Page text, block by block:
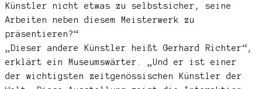
Künstler nicht etwas zu selbstsicher, seine
Arbeiten neben diesem Meisterwerk zu
präsentieren?“
„Dieser andere Künstler heißt Gerhard Richter“,
erklärt ein Museumswärter. „Und er ist einer
der wichtigsten zeitgenössischen Künstler der